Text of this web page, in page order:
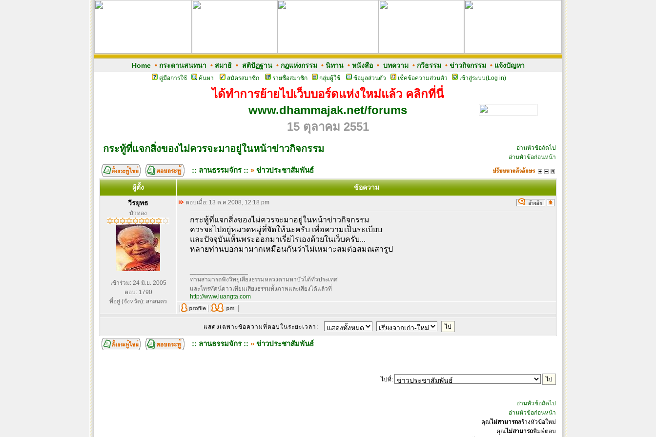
Home• กระดานสนทนา • สมาธิ• สติปัฏฐาน• กฎแห่งกรรม• นิทาน• หนังสือ• บทความ• กวีธรรม• ข่าวกิจกรรม• แจ้งปัญหา
คู่มือการใช้ ค้นหา สมัครสมาชิก รายชื่อสมาชิก กลุ่มผู้ใช้ ข้อมูลส่วนตัว เช็คข้อความส่วนตัว เข้าสู่ระบบ(Log in)
ได้ทำการย้ายไปเว็บบอร์ดแห่งใหม่แล้ว คลิกที่นี่
www.dhammajak.net/forums
15 ตุลาคม 2551
กระทู้ที่แจกสิ่งของไม่ควรจะมาอยู่ในหน้าข่าวกิจกรรม
อ่านหัวข้อถัดไป
อ่านหัวข้อก่อนหน้า
:: ลานธรรมจักร :: » ข่าวประชาสัมพันธ์
ผู้ตั้ง
ข้อความ
วีรยุทธ
บัวทอง
เข้าร่วม: 24 มิ.ย. 2005
ตอบ: 1790
ที่อยู่ (จังหวัด): สกลนคร
ตอบเมื่อ: 13 ต.ค.2008, 12:18 pm
กระทู้ที่แจกสิ่งของไม่ควรจะมาอยู่ในหน้าข่าวกิจกรรม
ควรจะไปอยู่หมวดหมู่ที่จัดให้นะครับ เพื่อความเป็นระเบียบ
และปัจจุบันเห็นพระออกมาเรี่ยไรเองด้วยในเว็บครับ...
หลายท่านบอกมามากเหมือนกันว่าไม่เหมาะสมต่อสมณสารูป
ท่านสามารถฟังวิทยุเสียงธรรมหลวงตามหาบัวได้ทั่วประเทศ
และโทรทัศน์ดาวเทียมเสียงธรรมทั้งภาพและเสียงได้แล้วที่
http://www.luangta.com
แสดงเฉพาะข้อความที่ตอบในระยะเวลา:
:: ลานธรรมจักร :: » ข่าวประชาสัมพันธ์
ไปที่:
อ่านหัวข้อถัดไป
อ่านหัวข้อก่อนหน้า
คุณไม่สามารถสร้างหัวข้อใหม่
คุณไม่สามารถพิมพ์ตอบ